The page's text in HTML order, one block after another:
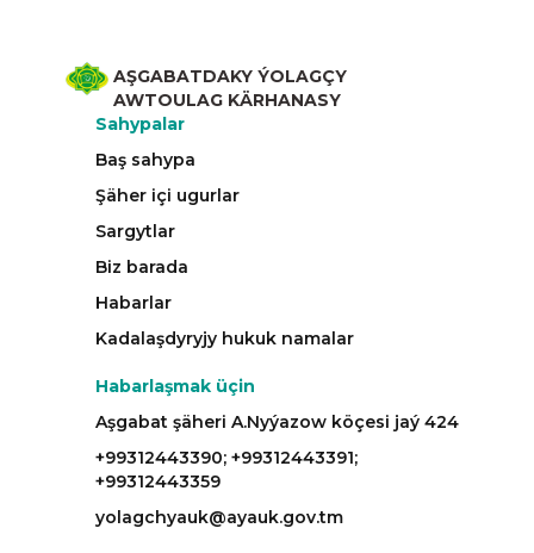
AŞGABATDAKY ÝOLAGÇY
AWTOULAG KÄRHANASY
Sahypalar
Baş sahypa
Şäher içi ugurlar
Sargytlar
Biz barada
Habarlar
Kadalaşdyryjy hukuk namalar
Habarlaşmak üçin
Aşgabat şäheri A.Nyýazow köçesi jaý 424
+99312443390; +99312443391;
+99312443359
yolagchyauk@ayauk.gov.tm